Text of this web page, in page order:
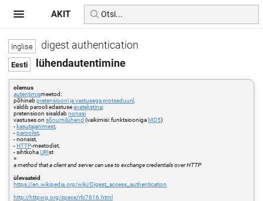
digest authentication
lühendautentimine
olemus
autentimismeetod:
põhinebpretensiooni ja vastusega protseduuril
väldib parooli edastuseavatekstina;
pretensioon sisaldabnonssi
vastuses onsõnumilühend (vaikimisi: funktsioonigaMD5)
- kasutajanimest
-paroolist
- nonsist,
-HTTP-meetodist,
- sihtkohaURIst
=
a method that a client and server can use to exchange credentials over HTTP
ülevaateid
https://en.wikipedia.org/wiki/Digest_access_authentication
http://httpwg.org/specs/rfc7616.html
AKIT